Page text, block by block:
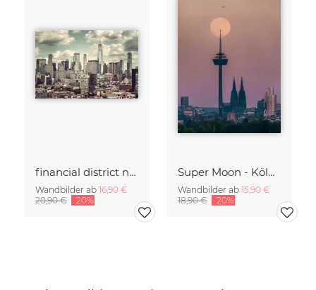
financial district no. 01
Wandbilder ab 16,90 €
20,90 € -20%
Super Moon - Köln Skyline
Wandbilder ab 15,90 €
18,90 € -20%